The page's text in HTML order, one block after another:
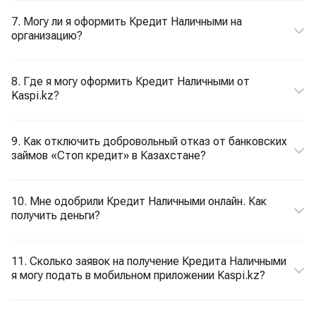
7. Могу ли я оформить Кредит Наличными на
организацию?
8. Где я могу оформить Кредит Наличными от
Kaspi.kz?
9. Как отключить добровольный отказ от банковских
займов «Стоп кредит» в Казахстане?
10. Мне одобрили Кредит Наличными онлайн. Как
получить деньги?
11. Сколько заявок на получение Кредита Наличными
я могу подать в мобильном приложении Kaspi.kz?